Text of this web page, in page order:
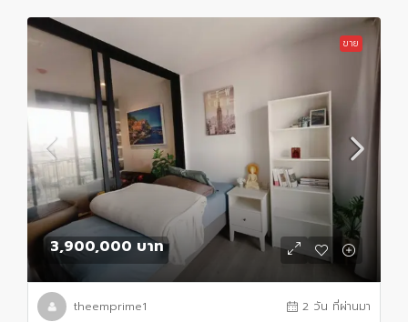
ขาย
3,900,000 บาท
theemprime1 2 วัน ที่ผ่านมา